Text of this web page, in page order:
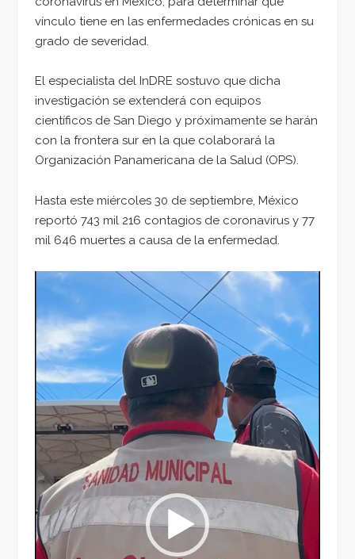
vínculo tiene en las enfermedades crónicas en su
grado de severidad.
El especialista del InDRE sostuvo que dicha
investigación se extenderá con equipos
científicos de San Diego y próximamente se harán
con la frontera sur en la que colaborará la
Organización Panamericana de la Salud (OPS).
Hasta este miércoles 30 de septiembre, México
reportó 743 mil 216 contagios de coronavirus y 77
mil 646 muertes a causa de la enfermedad.
Reproductor
vídeo